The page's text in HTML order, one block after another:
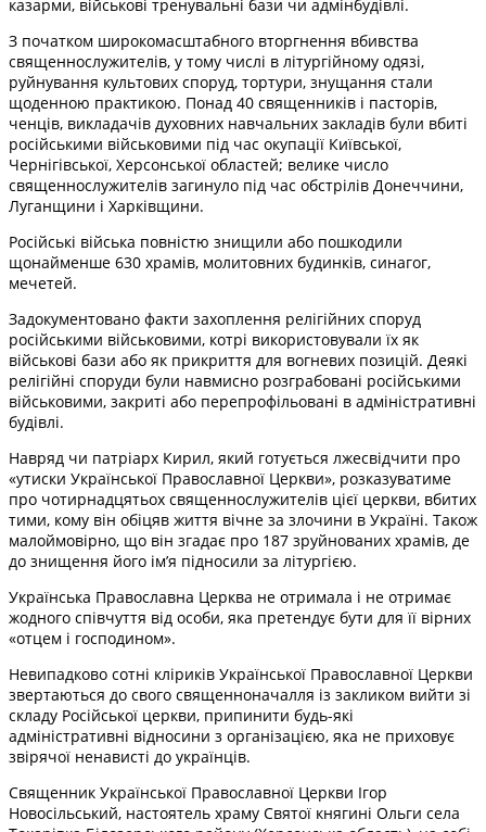
казарми, військові тренувальні бази чи адмінбудівлі.
З початком широкомасштабного вторгнення вбивства
священнослужителів, у тому числі в літургійному одязі,
руйнування культових споруд, тортури, знущання стали
щоденною практикою. Понад 40 священників і пасторів,
ченців, викладачів духовних навчальних закладів були вбиті
російськими військовими під час окупації Київської,
Чернігівської, Херсонської областей; велике число
священнослужителів загинуло під час обстрілів Донеччини,
Луганщини і Харківщини.
Російські війська повністю знищили або пошкодили
щонайменше 630 храмів, молитовних будинків, синагог,
мечетей.
Задокументовано факти захоплення релігійних споруд
російськими військовими, котрі використовували їх як
військові бази або як прикриття для вогневих позицій. Деякі
релігійні споруди були навмисно розграбовані російськими
військовими, закриті або перепрофільовані в адміністративні
будівлі.
Навряд чи патріарх Кирил, який готується лжесвідчити про
«утиски Української Православної Церкви», розказуватиме
про чотирнадцятьох священнослужителів цієї церкви, вбитих
тими, кому він обіцяв життя вічне за злочини в Україні. Також
малоймовірно, що він згадає про 187 зруйнованих храмів, де
до знищення його ім’я підносили за літургією.
Українська Православна Церква не отримала і не отримає
жодного співчуття від особи, яка претендує бути для її вірних
«отцем і господином».
Невипадково сотні кліриків Української Православної Церкви
звертаються до свого священноначалля із закликом вийти зі
складу Російської церкви, припинити будь-які
адміністративні відносини з організацією, яка не приховує
звірячої ненависті до українців.
Священник Української Православної Церкви Ігор
Новосільський, настоятель храму Святої княгині Ольги села